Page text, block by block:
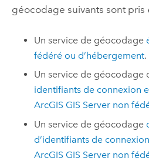
géocodage suivants sont pris
Un service de géocodage
fédéré ou d’hébergement.
Un service de géocodage
identifiants de connexion
ArcGIS GIS Server non
Un service de géocodage
d’identifiants de
ArcGIS GIS Server non